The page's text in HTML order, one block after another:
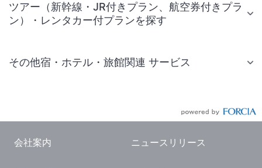
ツアー（新幹線・JR付きプラン、航空券付きプラ
ン）・レンタカー付プランを探す
その他宿・ホテル・旅館関連 サービス
会社案内 ニュースリリース